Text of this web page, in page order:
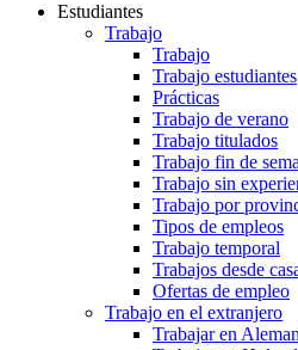
Estudiantes
Trabajo
Trabajo
Trabajo estudiantes
Prácticas
Trabajo de verano
Trabajo titulados
Trabajo fin de
Trabajo sin
Trabajo por
Tipos de empleos
Trabajo temporal
Trabajos desde
Ofertas de empleo
Trabajo en el extranjero
Trabajar en